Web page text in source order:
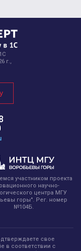
г.,
участником проекта
научно-
центра МГУ
горы". Рег. номер
№104Б.
свое
в соответствии с